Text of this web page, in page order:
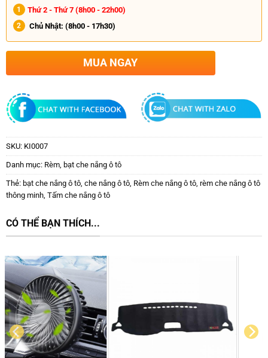
Thứ 2 - Thứ 7 (8h00 - 22h00)
Chủ Nhật: (8h00 - 17h30)
MUA NGAY
SKU: KI0007
Danh mục: Rèm, bạt che nắng ô tô
Thẻ: bạt che nắng ô tô, che nắng ô tô, Rèm che nắng ô tô, rèm che nắng ô tô
thông minh, Tấm che nắng ô tô
CÓ THỂ BẠN THÍCH...